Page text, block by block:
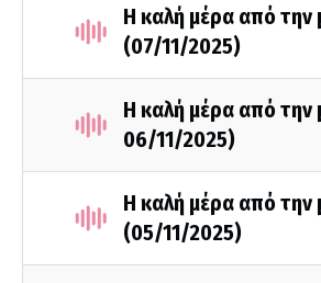
Η καλή μέρα από την
(07/11/2025)
Η καλή μέρα από την
06/11/2025)
Η καλή μέρα από την
(05/11/2025)